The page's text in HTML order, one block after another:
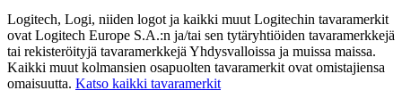
Logitech, Logi, niiden logot ja kaikki muut Logitechin tavaramerkit
ovat Logitech Europe S.A.:n ja/tai sen tytäryhtiöiden tavaramerkkejä
tai rekisteröityjä tavaramerkkejä Yhdysvalloissa ja muissa maissa.
Kaikki muut kolmansien osapuolten tavaramerkit ovat omistajiensa
omaisuutta. Katso kaikki tavaramerkit